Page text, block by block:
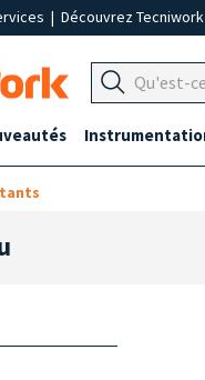
| Découvrez